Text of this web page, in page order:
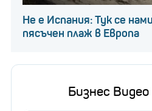
Не е Испания: Тук се
пясъчен плаж в Европа
Бизнес